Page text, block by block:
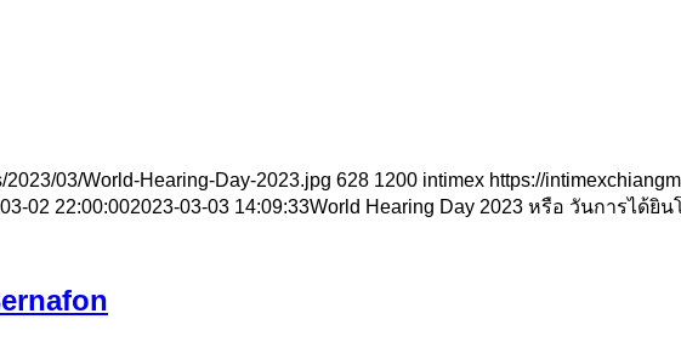
03/World-Hearing-Day-2023.jpg 628 1200 intimex https://
02 22:00:002023-03-03 14:09:33World Hearing Day 2023 หรือ วันการได้ยิน